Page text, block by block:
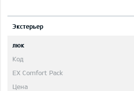
Экстерьер
люк